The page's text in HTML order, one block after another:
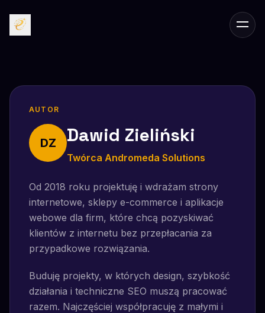
AUTOR
DZ Dawid Zieliński
Twórca Andromeda Solutions
Od 2018 roku projektuję i wdrażam strony
internetowe, sklepy e-commerce i aplikacje
webowe dla firm, które chcą pozyskiwać
klientów z internetu bez przepłacania za
przypadkowe rozwiązania.
Buduję projekty, w których design, szybkość
działania i techniczne SEO muszą pracować
razem. Najczęściej współpracuję z małymi i